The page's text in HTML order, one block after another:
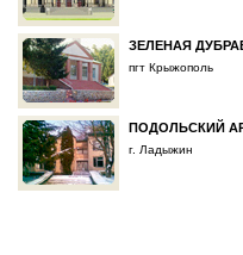
ЗЕЛЕНАЯ
пгт Крыжополь
ПОДОЛЬСКИЙ
г. Ладыжин